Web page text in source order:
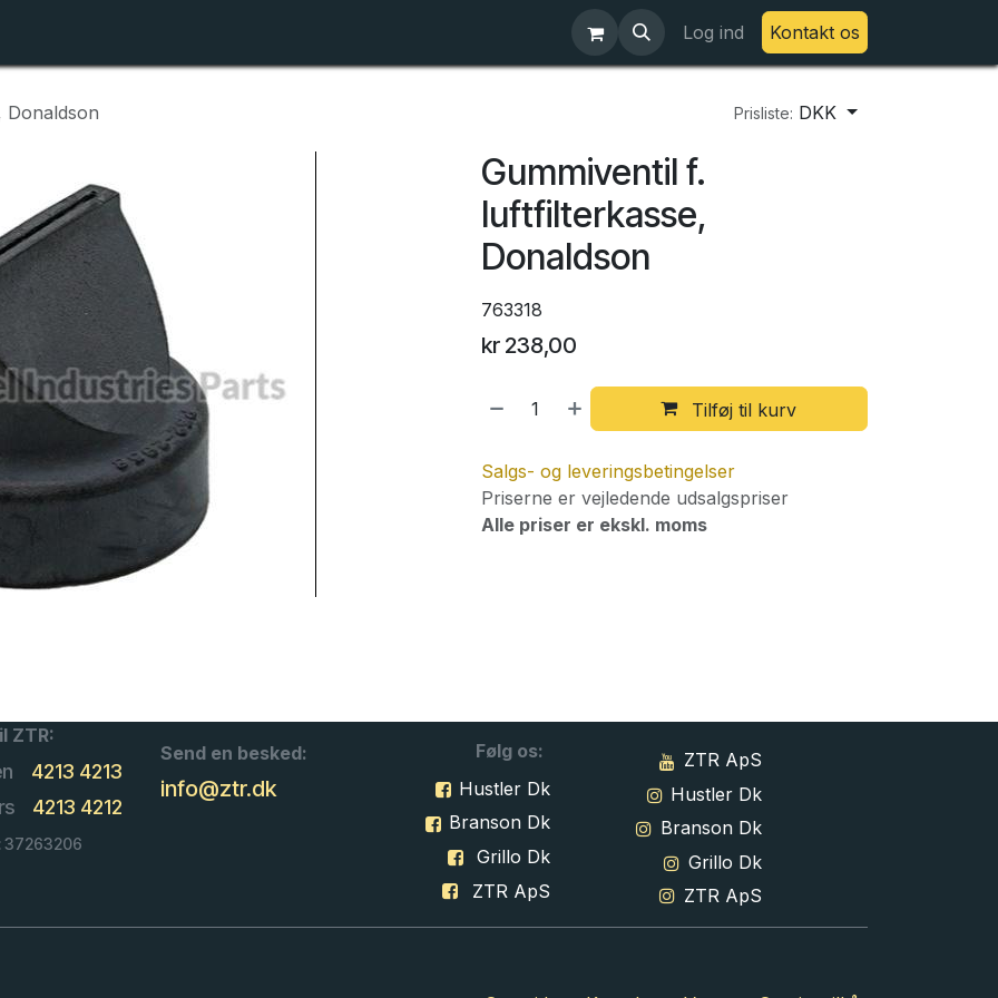
Log ind Kontakt os
Donaldson Prisliste: DKK
Gummiventil f.
luftfilterkasse,
Donaldson
763318
kr 238,00
Tilføj til kurv
Salgs- og leveringsbetingelser
Priserne er vejledende udsalgspriser
Alle priser er ekskl. moms
ZTR:
4213 4213
4213 4212
37263206
Send en besked:
info@ztr.dk
Følg os:
Hustler Dk
Branson Dk
Grillo Dk
ZTR ApS
ZTR ApS
Hustler Dk
Branson Dk
Grillo Dk
ZTR ApS